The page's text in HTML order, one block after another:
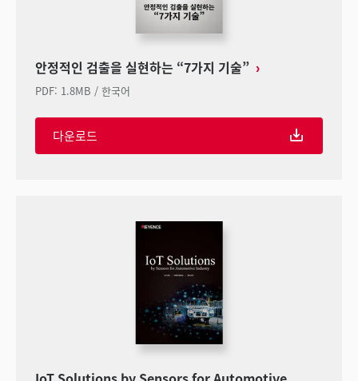
안정적인 검출을 실현하는 “7가지 기술”
PDF: 1.8MB / 한국어
다운로드